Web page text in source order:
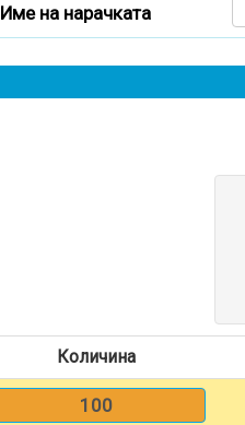
Име на нарачката
Количина
100